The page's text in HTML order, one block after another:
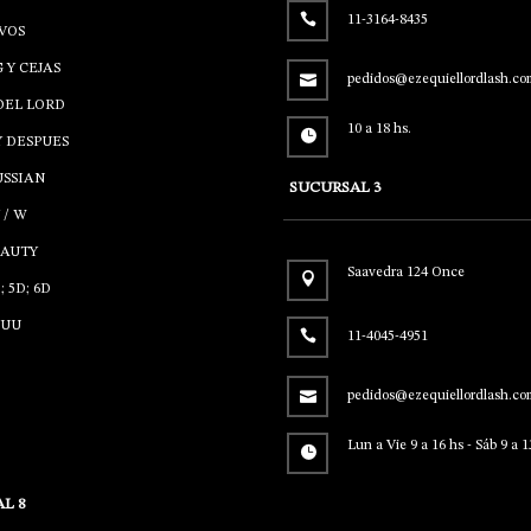
CEJAS
LORD
DESPUES
/ W
5D; 6D
11-3164-8435
10 a 18 hs.
SUCURSAL 3
Saavedra 124 Once
11-4045-4951
Lun a Vie 9 a 16 hs - Sáb 9 a
8